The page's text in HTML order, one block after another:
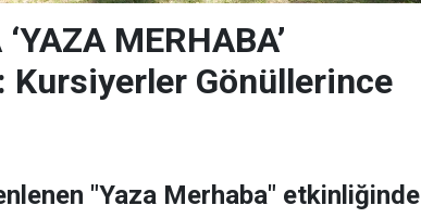
‘YAZA MERHABA’
Kursiyerler Gönüllerince
"Yaza Merhaba" etkinliğinde